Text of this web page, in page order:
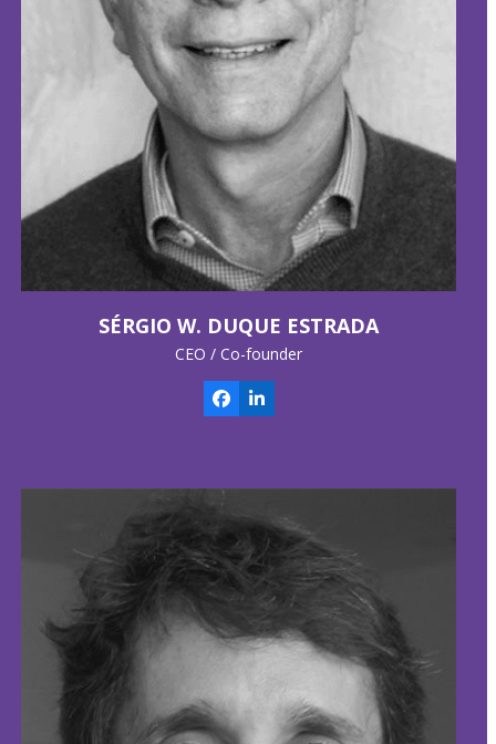
SÉRGIO W. DUQUE ESTRADA
CEO / Co-founder
Facebook
Linkedin